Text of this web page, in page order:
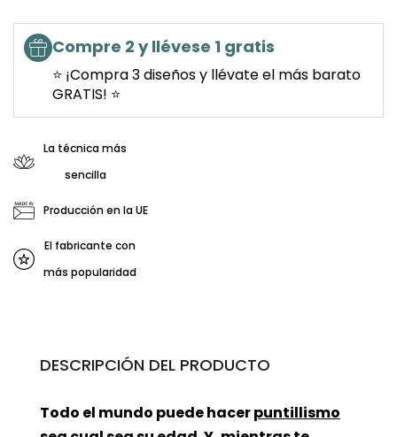
Compre 2 y llévese 1 gratis
⭐ ¡Compra 3 diseños y llévate el más barato
GRATIS! ⭐
La técnica más
sencilla
Producción en la UE
El fabricante con
más popularidad
DESCRIPCIÓN DEL PRODUCTO
Todo el mundo puede hacerpuntillismo